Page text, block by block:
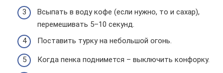
Всыпать в воду кофе (если нужно, то и сахар),
перемешивать 5–10 секунд.
Поставить турку на небольшой огонь.
Когда пенка поднимется – выключить конфорку.